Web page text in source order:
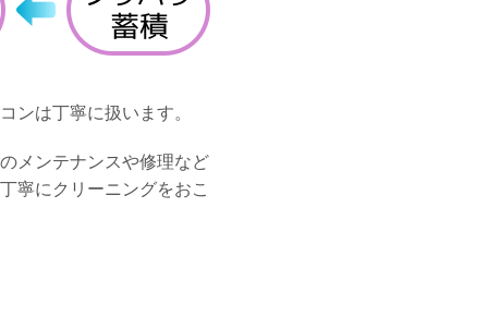
ンは丁寧に扱います。
メンテナンスや修理など
寧にクリーニングをおこ